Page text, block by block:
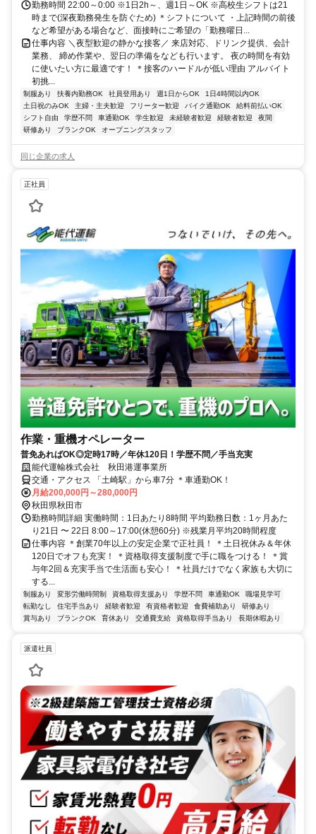
勤務時間 22:00～0:00 ※1日2h～、週1日～OK ※高校生シフトは21
時まで(深夜勤務発生を防ぐため) ＊シフトについて ・上記時間の前後
など希望がある場合など、面接時にご希望の「勤務曜日...
仕事内容 ＼夜型歓迎の静かな接客／ 来店対応、ドリンク提供、会計
業務、 締め作業や、翌日の準備をなども行います。 夜の時間を有効
に使いたい方に最適です！ ＊接客のハードルが低い理由 アルバイト
初挑...
制服あり 扶養内勤務OK 社員登用あり 週1日からOK
1日4時間以内OK
土日祝のみOK
主婦・主夫歓迎 フリーター歓迎 バイク通勤OK
給料前払いOK
シフト自由
学歴不問 車通勤OK 学生歓迎 未経験者歓迎 経験者歓迎
夜間
研修あり
ブランクOK オープニングスタッフ
同じ企業の求人
正社員
作業・重機オペレーター
普免あればOK◎定時17時／年休120日！学歴不問／手当充実
能代運輸株式会社 秋田港運事業所
交通・アクセス 「土崎駅」から車7分 ＊車通勤OK！
月給200,000円～280,000円
秋田県秋田市
勤務時間詳細 実働時間：1日あたり8時間 平均勤務日数：1ヶ月あた
り21日 〜 22日 8:00～17:00(休憩60分) ※残業月平均20時間程度
仕事内容 ＊創業70年以上の安定企業で正社員！ ＊土日祝休み＆年休
120日でオフも充実！ ＊資格取得支援制度で手に職をつける！ ＊賞
与年2回＆充実手当で生活面も安心！ ＊社員だけでなく家族も大切に
する...
制服あり 変形労働時間制 資格取得支援あり 学歴不問 車通勤OK
職場見学可
転勤なし
住宅手当あり 経験者歓迎 有資格者歓迎 食費補助あり
研修あり
賞与あり
ブランクOK 育休あり 交通費支給 資格取得手当あり 長期休暇あり
派遣社員